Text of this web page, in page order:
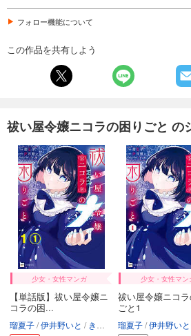
フォロー機能について
この作品を共有しよう
祓い屋令嬢ニコラの困りごと の
少女・女性マンガ
【単話版】祓い屋令嬢ニ
コラの困...
瑠夏子 伊井野いと きのこ姫
少女・女性マン
祓い屋令嬢ニコラ
ごと1
瑠夏子 伊井野いと